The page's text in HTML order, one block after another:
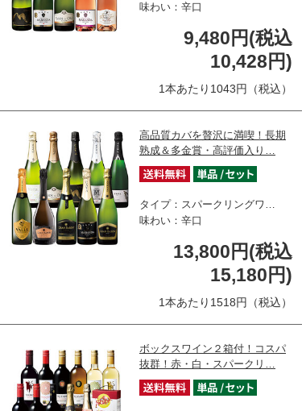
味わい：辛口
9,480円(税込
10,428円)
1本あたり1043円（税込）
高品質カバを贅沢に満喫！長期
熟成＆多金賞・高評価入り…
タイプ：スパークリングワ…
味わい：辛口
13,800円(税込
15,180円)
1本あたり1518円（税込）
ボックスワイン２箱付！コスパ
抜群！赤・白・スパークリ…